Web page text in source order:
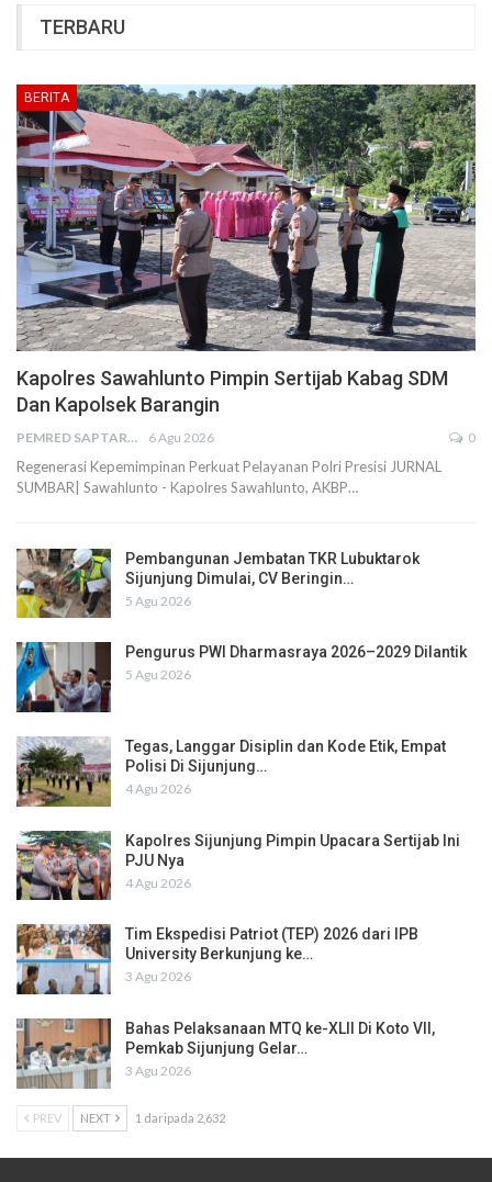
TERBARU
BERITA
Kapolres Sawahlunto Pimpin Sertijab Kabag SDM
Dan Kapolsek Barangin
PEMRED SAPTARIUS 6 Agu 2026 0
Regenerasi Kepemimpinan Perkuat Pelayanan Polri Presisi JURNAL
SUMBAR| Sawahlunto - Kapolres Sawahlunto, AKBP…
Pembangunan Jembatan TKR Lubuktarok
Sijunjung Dimulai, CV Beringin…
5 Agu 2026
Pengurus PWI Dharmasraya 2026–2029 Dilantik
5 Agu 2026
Tegas, Langgar Disiplin dan Kode Etik, Empat
Polisi Di Sijunjung…
4 Agu 2026
Kapolres Sijunjung Pimpin Upacara Sertijab Ini
PJU Nya
4 Agu 2026
Tim Ekspedisi Patriot (TEP) 2026 dari IPB
University Berkunjung ke…
3 Agu 2026
Bahas Pelaksanaan MTQ ke-XLII Di Koto VII,
Pemkab Sijunjung Gelar…
3 Agu 2026
PREV NEXT 1 daripada 2,632